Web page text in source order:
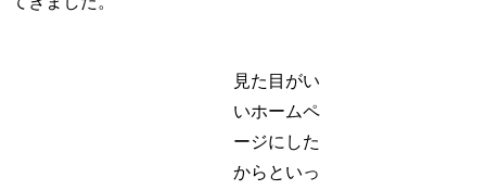
見た目がい
いホームペ
ージにした
からといっ